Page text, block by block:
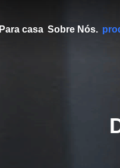
Para casa Sobre Nós.